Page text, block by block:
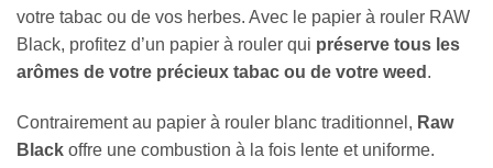
votre tabac ou de vos herbes. Avec le papier à rouler RAW
Black, profitez d’un papier à rouler qui préserve tous les
arômes de votre précieux tabac ou de votre weed .
Contrairement au papier à rouler blanc traditionnel, Raw
Black offre une combustion à la fois lente et uniforme.